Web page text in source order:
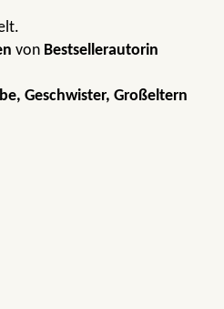
von Bestsellerautorin
Geschwister, Großeltern